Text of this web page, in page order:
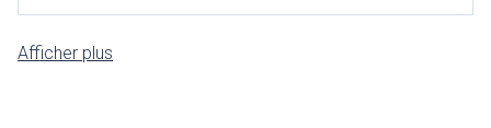
Afficher plus